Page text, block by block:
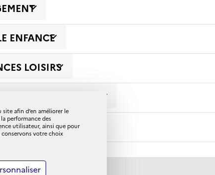
afin d’en améliorer le
performance des
utilisateur, ainsi que pour
votre choix
ENFANCE
LOISIRS
SANTÉ